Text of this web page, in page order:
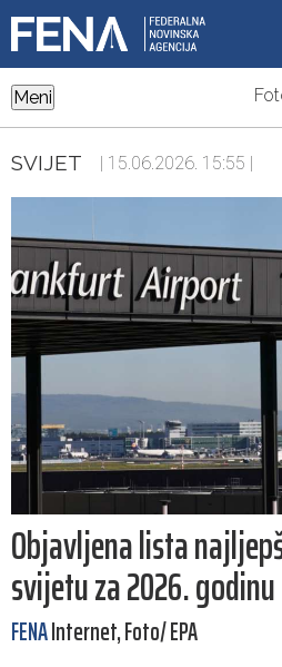
Meni
SVIJET | 15.06.2026. 15:55 |
Objavljena lista
svijetu za 2026. godinu
FENAInternet, Foto/ EPA